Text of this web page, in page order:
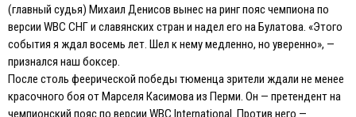
(главный судья) Михаил Денисов вынес на ринг пояс чемпиона по
версии WBC СНГ и славянских стран и надел его на Булатова. «Этого
события я ждал восемь лет. Шел к нему медленно, но уверенно», —
признался наш боксер.
После столь феерической победы тюменца зрители ждали не менее
красочного боя от Марселя Касимова из Перми. Он — претендент на
чемпионский пояс по версии WBC International. Против него —